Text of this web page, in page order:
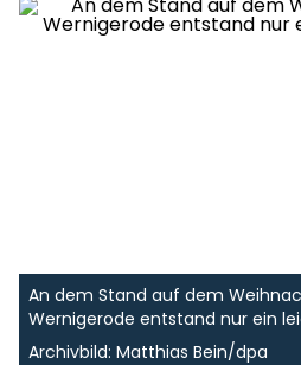
An dem Stand auf dem
Wernigerode entstand nur ein
Archivbild: Matthias Bein/dpa